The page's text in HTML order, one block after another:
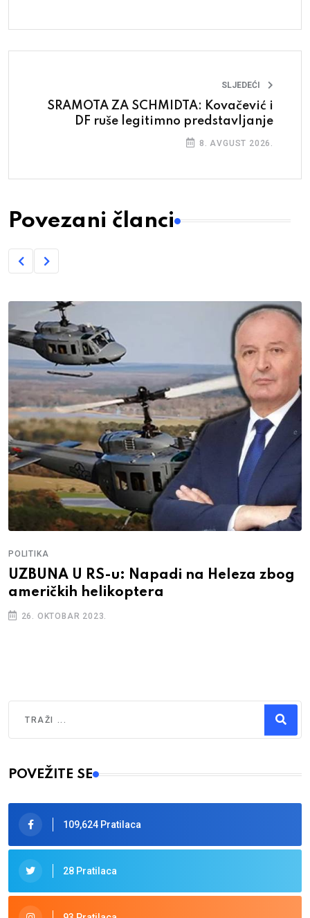
SLJEDEĆI
SRAMOTA ZA SCHMIDTA: Kovačević i
DF ruše legitimno predstavljanje
8. AVGUST 2026.
Povezani članci
POLITIKA
UZBUNA U RS-u: Napadi na Heleza zbog
američkih helikoptera
26. OKTOBAR 2023.
Type 2 or more characters for results.
POVEŽITE SE
109,624 Pratilaca
28 Pratilaca